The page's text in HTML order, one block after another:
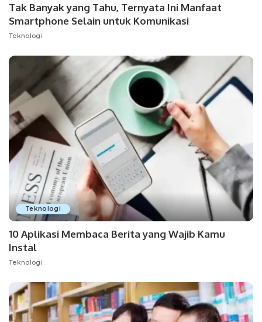
Tak Banyak yang Tahu, Ternyata Ini Manfaat
Smartphone Selain untuk Komunikasi
Teknologi
Teknologi
10 Aplikasi Membaca Berita yang Wajib Kamu
Instal
Teknologi